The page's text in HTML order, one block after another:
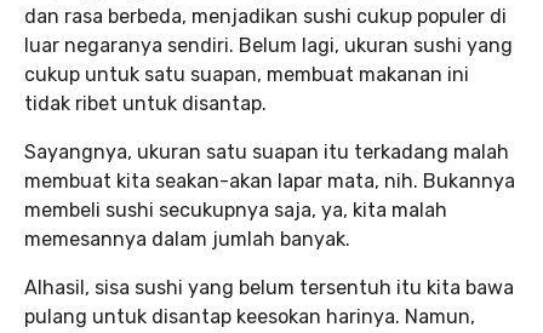
dan rasa berbeda, menjadikan sushi cukup populer di
luar negaranya sendiri. Belum lagi, ukuran sushi yang
cukup untuk satu suapan, membuat makanan ini
tidak ribet untuk disantap.
Sayangnya, ukuran satu suapan itu terkadang malah
membuat kita seakan-akan lapar mata, nih. Bukannya
membeli sushi secukupnya saja, ya, kita malah
memesannya dalam jumlah banyak.
Alhasil, sisa sushi yang belum tersentuh itu kita bawa
pulang untuk disantap keesokan harinya. Namun,